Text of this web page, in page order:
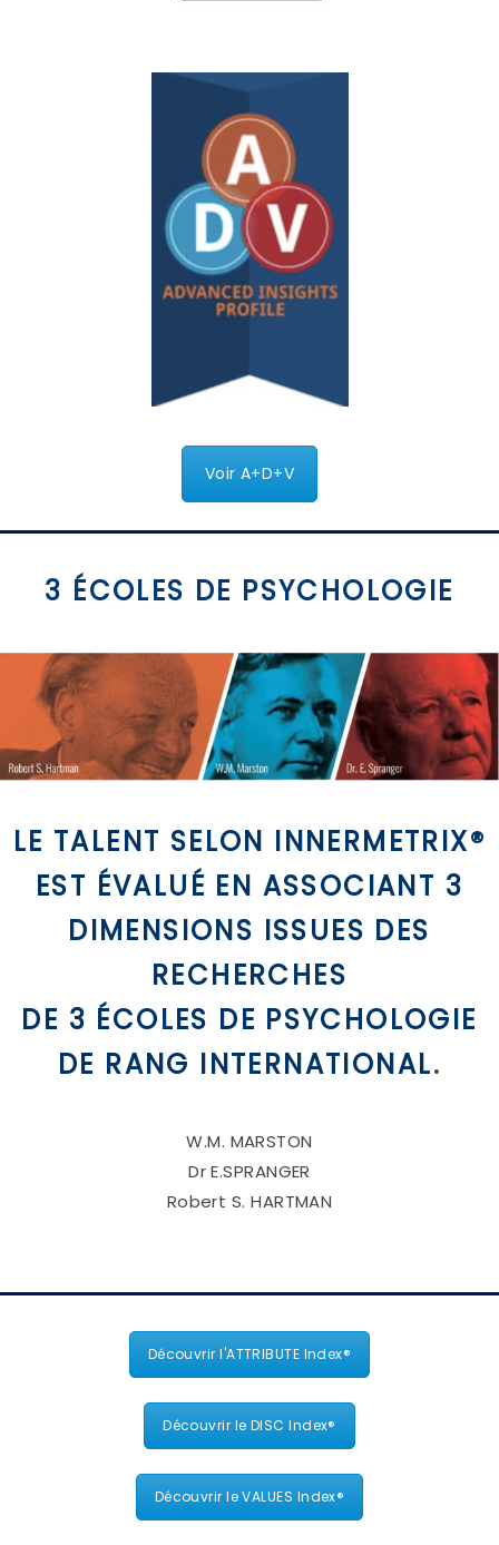
Voir A+D+V
3 ÉCOLES DE PSYCHOLOGIE
LE TALENT SELON INNERMETRIX®
EST ÉVALUÉ EN ASSOCIANT 3
DIMENSIONS ISSUES DES
RECHERCHES
DE 3 ÉCOLES DE PSYCHOLOGIE
DE RANG INTERNATIONAL.
W.M. MARSTON
Dr E.SPRANGER
Robert S. HARTMAN
Découvrir l'ATTRIBUTE Index®
Découvrir le DISC Index®
Découvrir le VALUES Index®